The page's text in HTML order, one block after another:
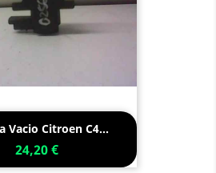
Vacio Citroen C4...
24,20 €